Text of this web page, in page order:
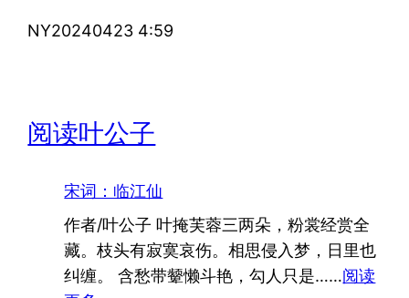
NY20240423 4:59
阅读叶公子
宋词：临江仙
作者/叶公子 叶掩芙蓉三两朵，粉裳经赏全
藏。枝头有寂寞哀伤。相思侵入梦，日里也
纠缠。 含愁带颦懒斗艳，勾人只是……阅读